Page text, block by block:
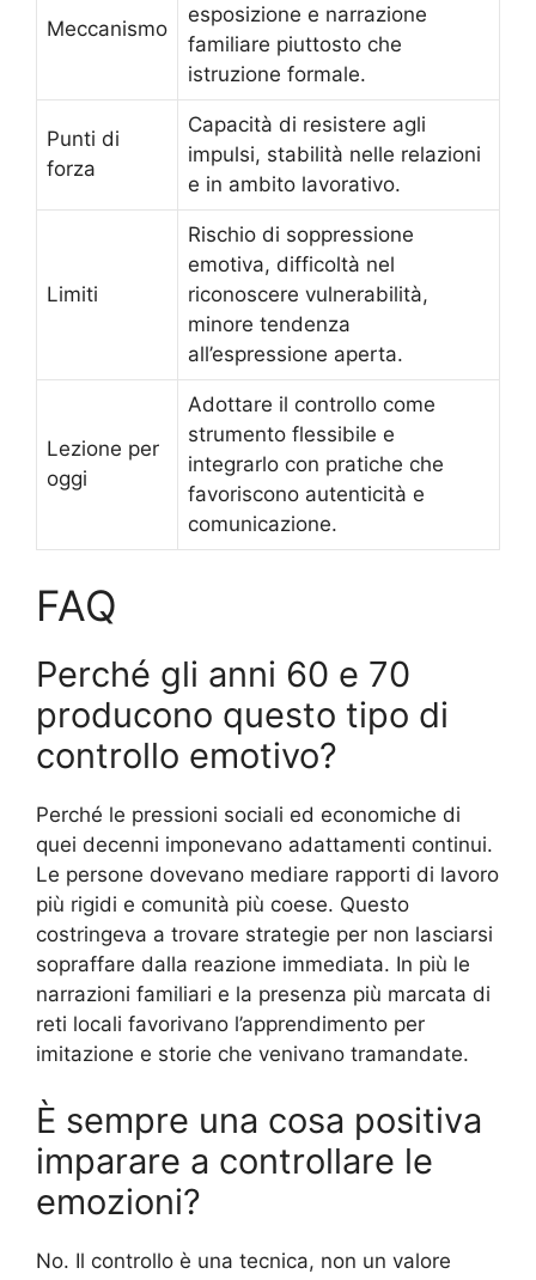
Meccanismo
esposizione e narrazione
familiare piuttosto che
istruzione formale.
Punti di
forza
Capacità di resistere agli
impulsi, stabilità nelle relazioni
e in ambito lavorativo.
Limiti
Rischio di soppressione
emotiva, difficoltà nel
riconoscere vulnerabilità,
minore tendenza
all’espressione aperta.
Lezione per
oggi
Adottare il controllo come
strumento flessibile e
integrarlo con pratiche che
favoriscono autenticità e
comunicazione.
FAQ
Perché gli anni 60 e 70
producono questo tipo di
controllo emotivo?
Perché le pressioni sociali ed economiche di
quei decenni imponevano adattamenti continui.
Le persone dovevano mediare rapporti di lavoro
più rigidi e comunità più coese. Questo
costringeva a trovare strategie per non lasciarsi
sopraffare dalla reazione immediata. In più le
narrazioni familiari e la presenza più marcata di
reti locali favorivano l’apprendimento per
imitazione e storie che venivano tramandate.
È sempre una cosa positiva
imparare a controllare le
emozioni?
No. Il controllo è una tecnica, non un valore